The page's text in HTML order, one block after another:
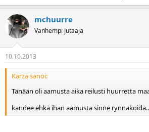
mchuurre
Vanhempi Jutaaja
10.10.2013
Karza sanoi:
Tänään oli aamusta aika reilusti huurretta
kandee ehkä ihan aamusta sinne